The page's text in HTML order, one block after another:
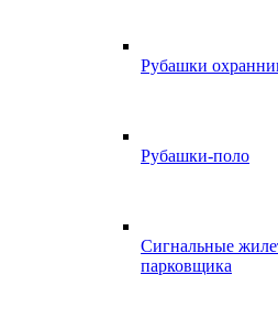
Рубашки
Рубашки-поло
Сигнальные
парковщика